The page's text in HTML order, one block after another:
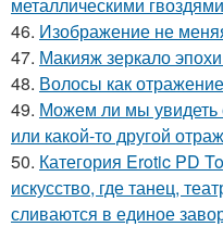
46. Изображение не
47. Макияж зеркало
48. Волосы как
49. Можем ли мы увидеть
или какой-то другой
50. Категория Erotic PD
искусство, где танец,
сливаются в единое